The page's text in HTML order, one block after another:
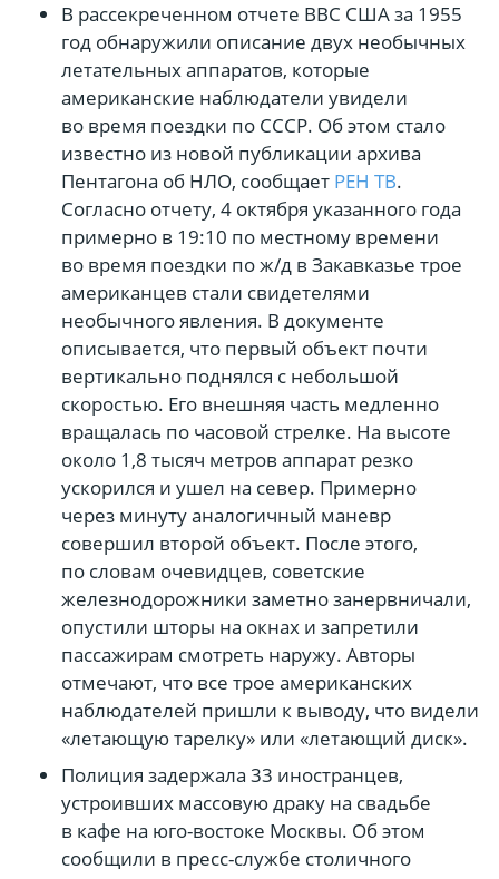
В рассекреченном отчете ВВС США за 1955
год обнаружили описание двух необычных
летательных аппаратов, которые
американские наблюдатели увидели
во время поездки по СССР. Об этом стало
известно из новой публикации архива
Пентагона об НЛО, сообщает РЕН ТВ.
Согласно отчету, 4 октября указанного года
примерно в 19:10 по местному времени
во время поездки по ж/д в Закавказье трое
американцев стали свидетелями
необычного явления. В документе
описывается, что первый объект почти
вертикально поднялся с небольшой
скоростью. Его внешняя часть медленно
вращалась по часовой стрелке. На высоте
около 1,8 тысяч метров аппарат резко
ускорился и ушел на север. Примерно
через минуту аналогичный маневр
совершил второй объект. После этого,
по словам очевидцев, советские
железнодорожники заметно занервничали,
опустили шторы на окнах и запретили
пассажирам смотреть наружу. Авторы
отмечают, что все трое американских
наблюдателей пришли к выводу, что видели
«летающую тарелку» или «летающий диск».
Полиция задержала 33 иностранцев,
устроивших массовую драку на свадьбе
в кафе на юго-востоке Москвы. Об этом
сообщили в пресс-службе столичного